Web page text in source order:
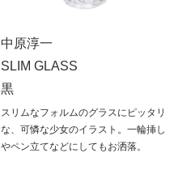
中原淳一
SLIM GLASS
黒
スリムなフォルムのグラスにピッタリ
な、可憐な少女のイラスト。一輪挿し
やペン立てなどにしてもお洒落。